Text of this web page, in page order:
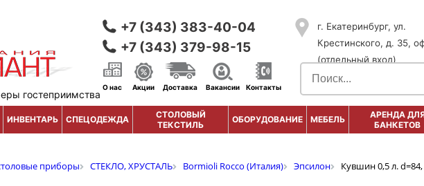
гостеприимства
+7 (343) 383-40-04
+7 (343) 379-98-15
г. Екатеринбург, ул.
Крестинского, д. 35,
(отдельный вход)
О нас Акции Доставка Вакансии Контакты
ИНВЕНТАРЬ СПЕЦОДЕЖДА
СТОЛОВЫЙ
ТЕКСТИЛЬ
ОБОРУДОВАНИЕ МЕБЕЛЬ
АРЕНДА
БАНКЕТОВ
приборы СТЕКЛО, ХРУСТАЛЬ Bormioli Rocco (Италия) Эпсилон Кувшин 0,5 л.